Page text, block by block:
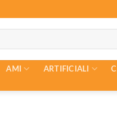
AMI ARTIFICIALI